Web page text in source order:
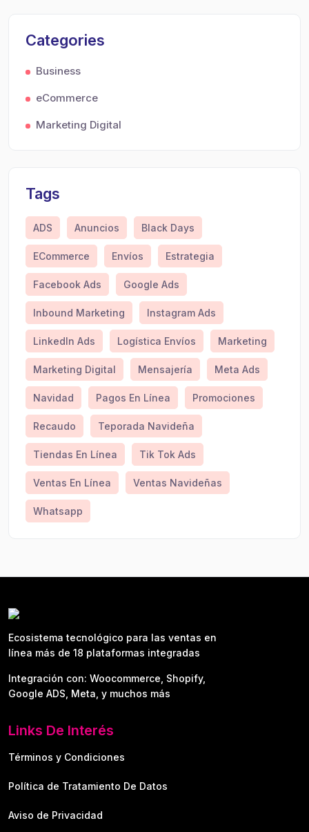
Categories
Business
eCommerce
Marketing Digital
Tags
ADS Anuncios Black Days
ECommerce Envíos Estrategia
Facebook Ads Google Ads
Inbound Marketing Instagram Ads
LinkedIn Ads Logística Envíos Marketing
Marketing Digital Mensajería Meta Ads
Navidad Pagos En Línea Promociones
Recaudo Teporada Navideña
Tiendas En Línea Tik Tok Ads
Ventas En Línea Ventas Navideñas
Whatsapp
Ecosistema tecnológico para las ventas en
línea más de 18 plataformas integradas
Integración con: Woocommerce, Shopify,
Google ADS, Meta, y muchos más
Links De Interés
Términos y Condiciones
Política de Tratamiento De Datos
Aviso de Privacidad